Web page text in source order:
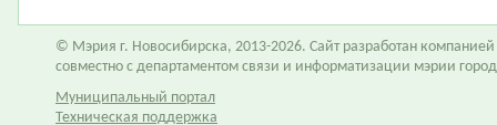
© Мэрия г. Новосибирска, 2013-2026. Сайт разработан компанией
совместно с департаментом связи и информатизации мэрии
Муниципальный портал
Техническая поддержка